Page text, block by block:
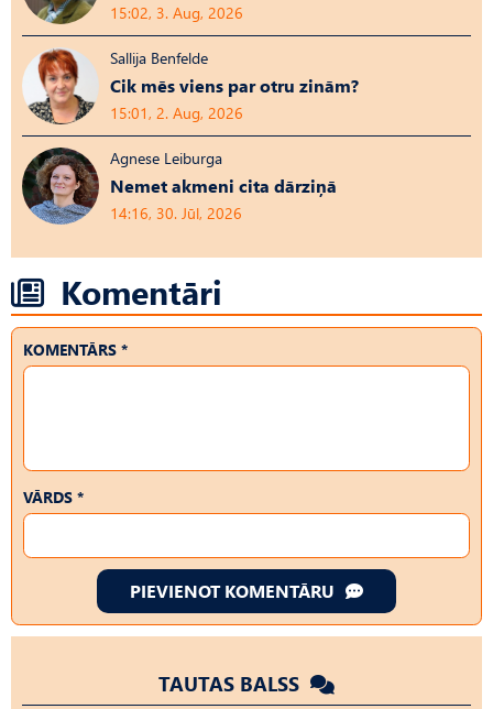
15:02, 3. Aug, 2026
Sallija Benfelde
Cik mēs viens par otru zinām?
15:01, 2. Aug, 2026
Agnese Leiburga
Nemet akmeni cita dārziņā
14:16, 30. Jūl, 2026
Komentāri
KOMENTĀRS *
VĀRDS *
PIEVIENOT KOMENTĀRU
TAUTAS BALSS